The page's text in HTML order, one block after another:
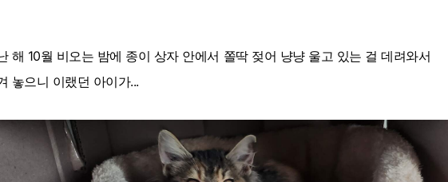
해 10월 비오는 밤에 종이 상자 안에서 쫄딱 젖어 냥냥 울고 있는 걸 데려와서
놓으니 이랬던 아이가...